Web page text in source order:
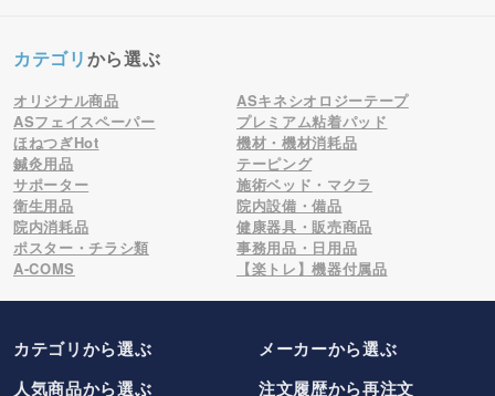
カテゴリから選ぶ
オリジナル商品
ASキネシオロジーテープ
ASフェイスペーパー
プレミアム粘着パッド
ほねつぎHot
機材・機材消耗品
鍼灸用品
テーピング
サポーター
施術ベッド・マクラ
衛生用品
院内設備・備品
院内消耗品
健康器具・販売商品
ポスター・チラシ類
事務用品・日用品
A-COMS
【楽トレ】機器付属品
カテゴリから選ぶ メーカーから選ぶ
人気商品から選ぶ
注文履歴から再注文